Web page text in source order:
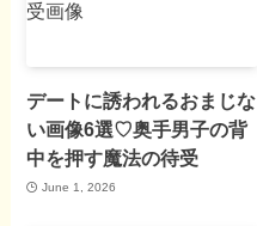
デートに誘われるおまじな
い画像6選♡奥手男子の背
中を押す魔法の待受
June 1, 2026